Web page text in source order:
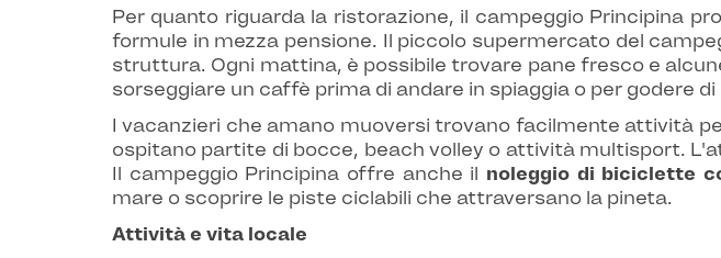
Per quanto riguarda la ristorazione, il campeggio Principina
formule in mezza pensione. Il piccolo supermercato del
struttura. Ogni mattina, è possibile trovare pane fresco e
sorseggiare un caffè prima di andare in spiaggia o per godere
I vacanzieri che amano muoversi trovano facilmente attività
ospitano partite di bocce, beach volley o attività multisport.
Il campeggio Principina offre anche il noleggio di biciclette
mare o scoprire le piste ciclabili che attraversano la pineta.
Attività e vita locale